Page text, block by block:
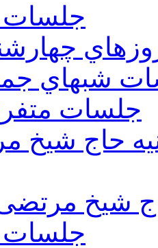
جلسات
شبهاي جمعه
جلسات
دوم 94 - حسينيه حاج
جلسات